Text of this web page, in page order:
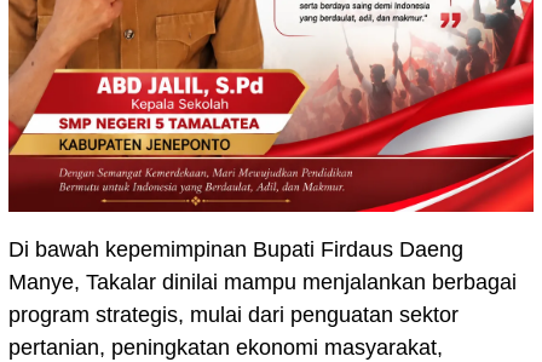
Di bawah kepemimpinan Bupati Firdaus Daeng
Manye, Takalar dinilai mampu menjalankan berbagai
program strategis, mulai dari penguatan sektor
pertanian, peningkatan ekonomi masyarakat,